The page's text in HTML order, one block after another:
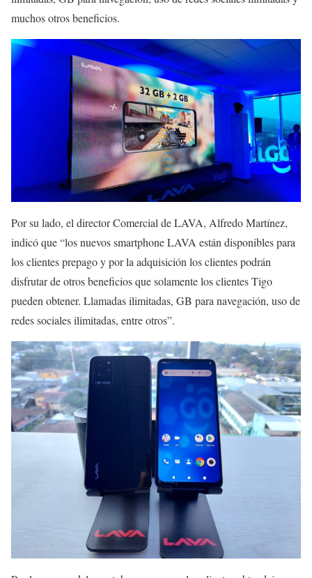
muchos otros beneficios.
Por su lado, el director Comercial de LAVA, Alfredo Martínez,
indicó que “los nuevos smartphone LAVA están disponibles para
los clientes prepago y por la adquisición los clientes podrán
disfrutar de otros beneficios que solamente los clientes Tigo
pueden obtener. Llamadas ilimitadas, GB para navegación, uso de
redes sociales ilimitadas, entre otros”.